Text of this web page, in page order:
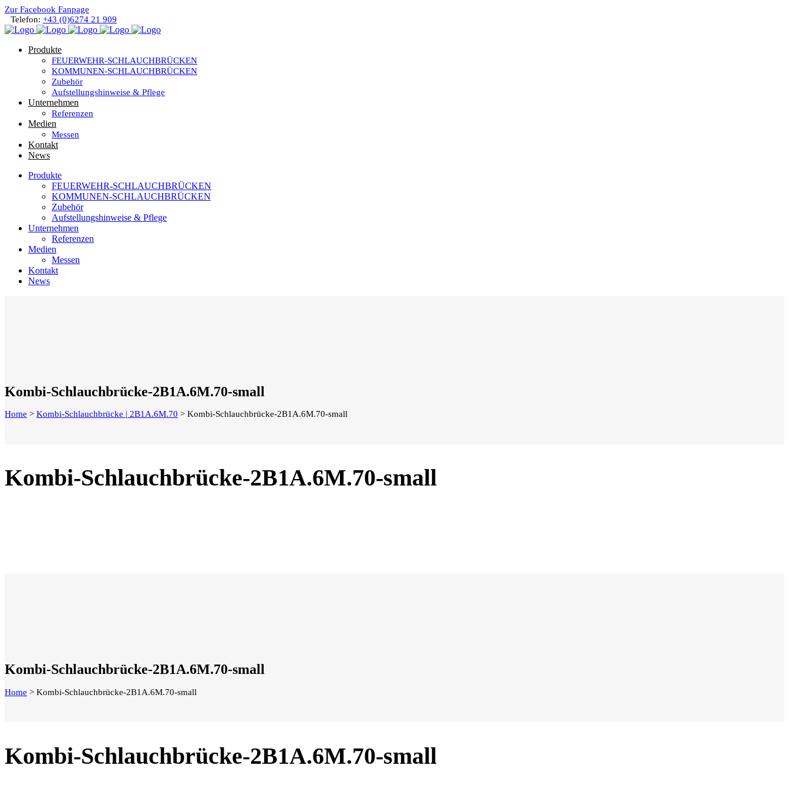
Zur Facebook Fanpage
Telefon: +43 (0)6274 21 909
Produkte
FEUERWEHR-SCHLAUCHBRÜCKEN
KOMMUNEN-SCHLAUCHBRÜCKEN
Zubehör
Aufstellungshinweise & Pflege
Unternehmen
Referenzen
Medien
Messen
Kontakt
News
Produkte
FEUERWEHR-SCHLAUCHBRÜCKEN
KOMMUNEN-SCHLAUCHBRÜCKEN
Zubehör
Aufstellungshinweise & Pflege
Unternehmen
Referenzen
Medien
Messen
Kontakt
News
Kombi-Schlauchbrücke-2B1A.6M.70-small
Home > Kombi-Schlauchbrücke | 2B1A.6M.70 > Kombi-Schlauchbrücke-2B1A.6M.70-small
Kombi-Schlauchbrücke-2B1A.6M.70-small
Kombi-Schlauchbrücke-2B1A.6M.70-small
Home > Kombi-Schlauchbrücke-2B1A.6M.70-small
Kombi-Schlauchbrücke-2B1A.6M.70-small